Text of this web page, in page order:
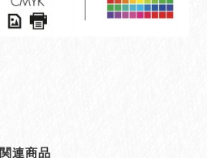
関連商品